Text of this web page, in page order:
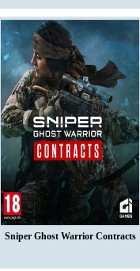
Sniper Ghost Warrior Contracts